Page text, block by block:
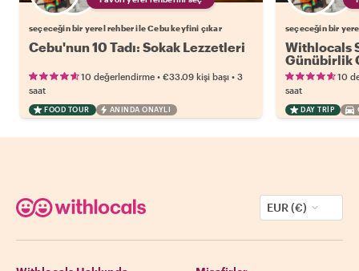
seçeceğin bir yerel rehber ile Cebu keyfini çıkar
Cebu'nun 10 Tadı: Sokak Lezzetleri
10 değerlendirme • €33.09 kişi başı • 3
saat
FOOD TOUR ANINDA ONAYLI
seçeceğin bir
Withlocals
Günübirlik
10
saat
DAY TRIP
EUR (€)